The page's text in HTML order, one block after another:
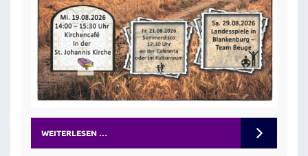
WEITERLESEN …